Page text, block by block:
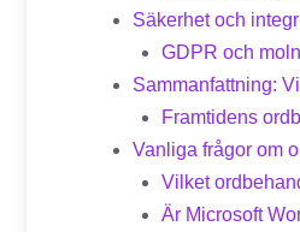
Säkerhet och
GDPR och
Sammanfattning:
Framtidens
Vanliga frågor om
Vilket
Är Microsoft